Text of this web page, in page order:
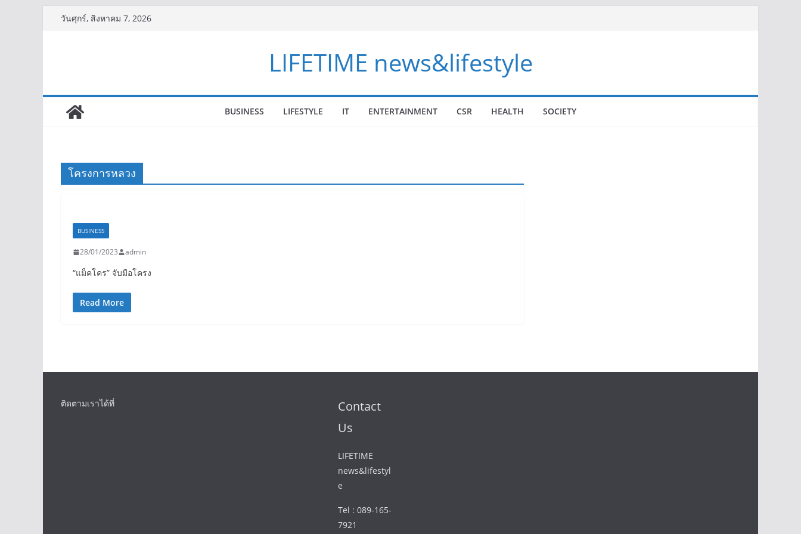
วันศุกร์, สิงหาคม 7, 2026
LIFETIME news&lifestyle
BUSINESS LIFESTYLE IT ENTERTAINMENT CSR HEALTH SOCIETY
โครงการหลวง
BUSINESS
28/01/2023 admin
“แม็คโคร” จับมือโครง
Read More
ติดตามเราได้ที่
Contact
Us
LIFETIME
news&lifestyl
e
Tel : 089-165-
7921